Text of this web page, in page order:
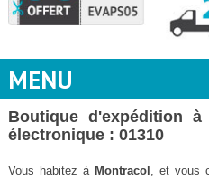
MENU
Boutique d'expédition
électronique : 01310
Vous habitez à Montracol
, et vous